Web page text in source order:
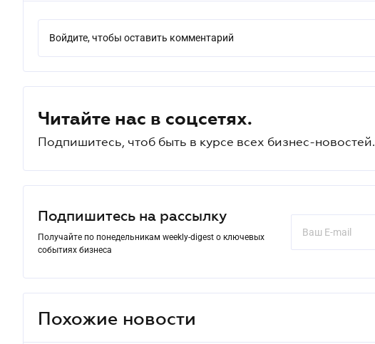
Войдите, чтобы оставить комментарий
Читайте нас в соцсетях.
Подпишитесь, чтоб быть в курсе всех бизнес-новостей.
Подпишитесь на рассылку
Получайте по понедельникам weekly-digest о ключевых
событиях бизнеса
Похожие новости